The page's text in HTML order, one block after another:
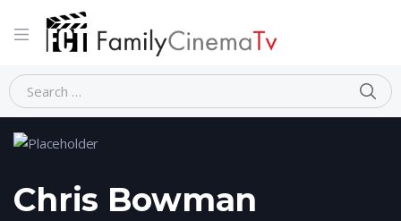
Home Person Chris Bowman
Chris Bowman